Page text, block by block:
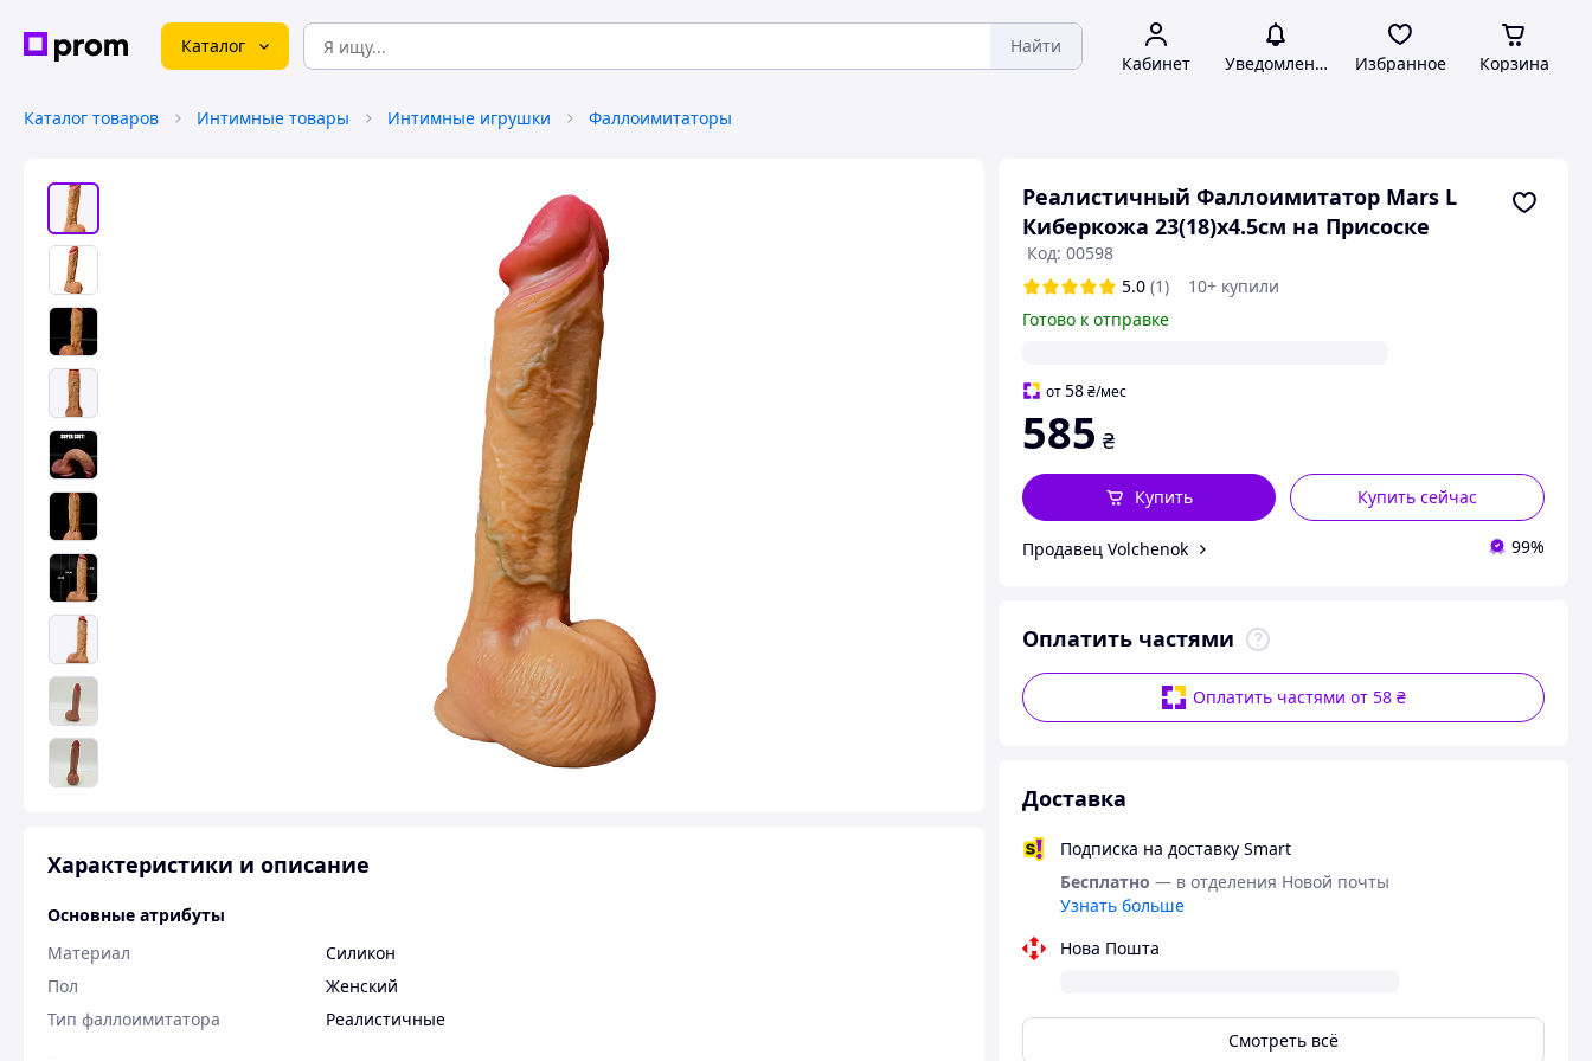
Каталог Найти
Кабинет Уведомления Избранное Корзина
Каталог товаров Интимные товары Интимные игрушки Фаллоимитаторы
Реалистичный Фаллоимитатор Mars L
Киберкожа 23(18)х4.5см на Присоске
Код: 00598
5.0 (1)
10+ купили
Готово к отправке
от58 ₴/мес
585 ₴
Купить сейчас
Купить
Продавец Volchenok 99%
Оплатить частями
Оплатить частями от 58 ₴
Доставка
Подписка на доставку Smart
Бесплатно — в отделения Новой почты
Узнать больше
Нова Пошта
Смотреть всё
Характеристики и описание
Основные атрибуты
Материал
Силикон
Пол
Женский
Тип фаллоимитатора
Реалистичные